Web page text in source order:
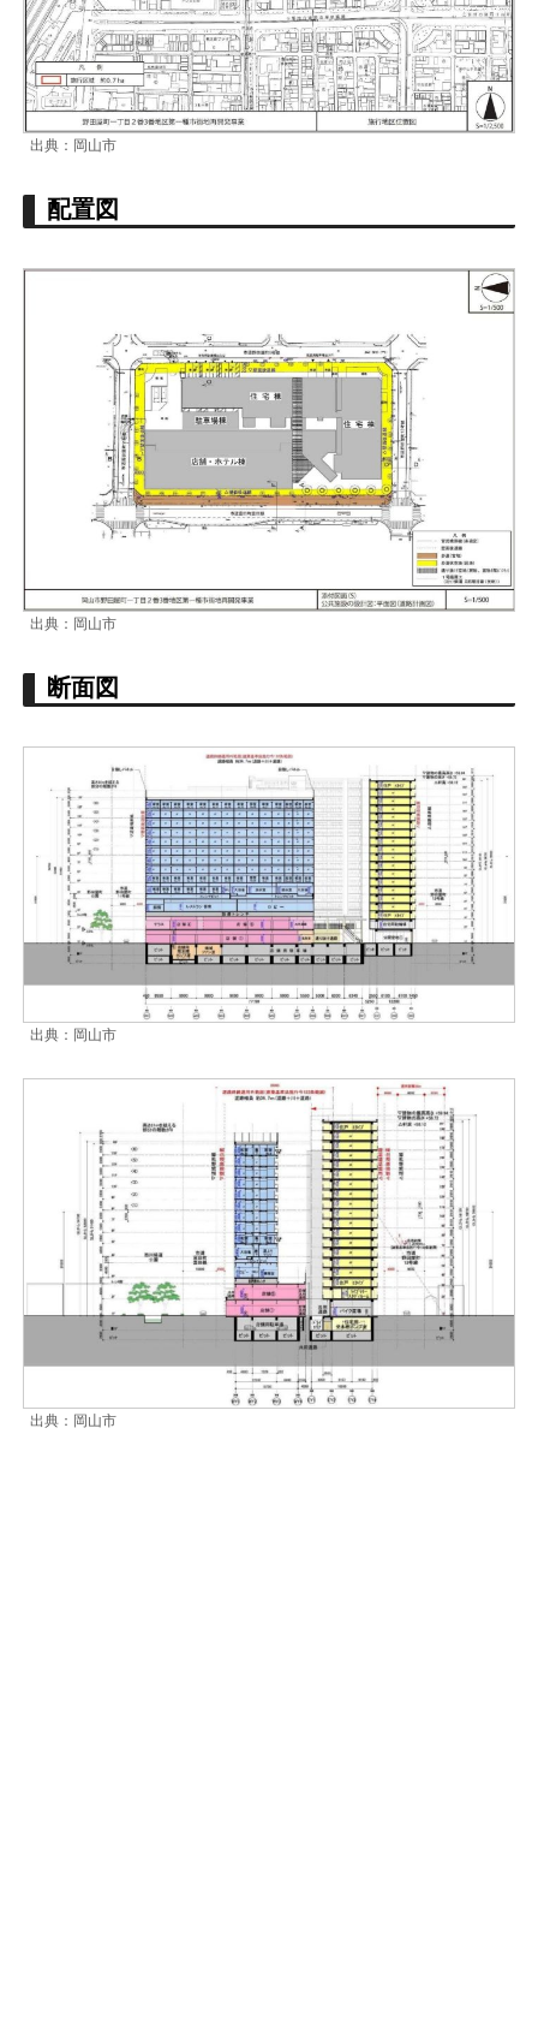
出典：岡山市
配置図
出典：岡山市
断面図
出典：岡山市
出典：岡山市